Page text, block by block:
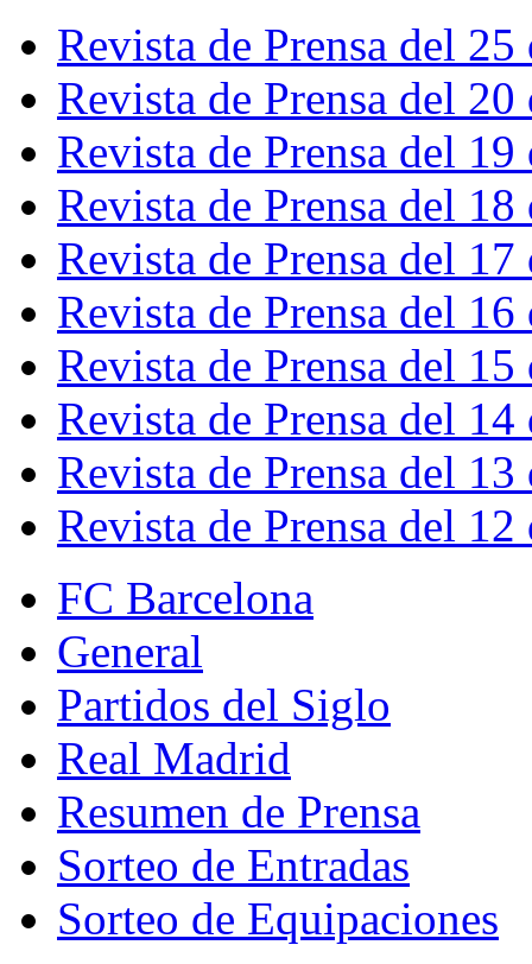
Revista de Prensa del
Revista de Prensa del
Revista de Prensa del
Revista de Prensa del
Revista de Prensa del
Revista de Prensa del
Revista de Prensa del
Revista de Prensa del
Revista de Prensa del
Revista de Prensa del
FC Barcelona
General
Partidos del Siglo
Real Madrid
Resumen de Prensa
Sorteo de Entradas
Sorteo de Equipaciones